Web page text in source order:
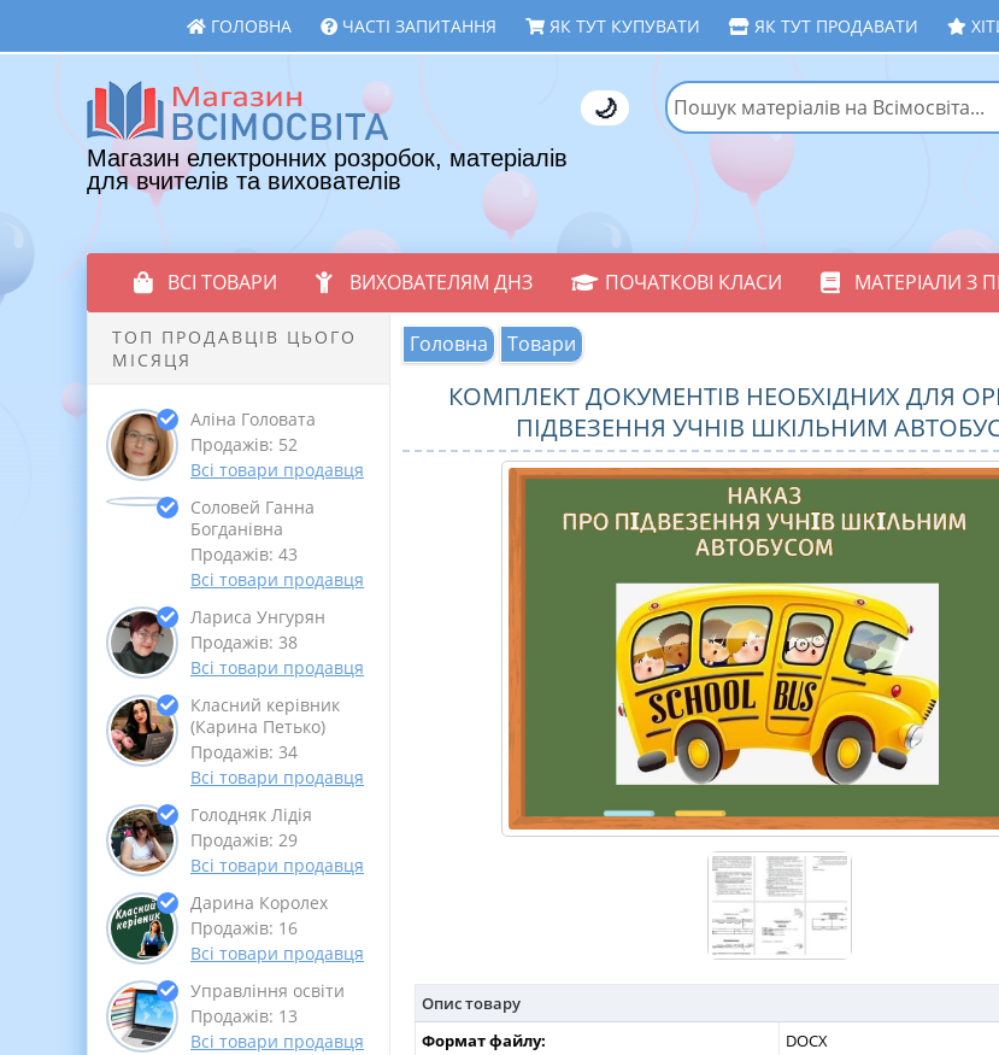
ГОЛОВНА ЧАСТІ ЗАПИТАННЯ ЯК ТУТ КУПУВАТИ ЯК ТУТ ПРОДАВАТИ
Магазин електронних розробок, матеріалів
для вчителів та вихователів
🌙
ВСІ ТОВАРИ ВИХОВАТЕЛЯМ ДНЗ ПОЧАТКОВІ КЛАСИ МАТЕРІАЛИ З
ТОП ПРОДАВЦІВ ЦЬОГО
МІСЯЦЯ
Аліна Головата
Продажів: 52
Всі товари продавця
Соловей Ганна
Богданівна
Продажів: 43
Всі товари продавця
Лариса Унгурян
Продажів: 38
Всі товари продавця
Класний керівник
(Карина Петько)
Продажів: 34
Всі товари продавця
Голодняк Лідія
Продажів: 29
Всі товари продавця
Дарина Королех
Продажів: 16
Всі товари продавця
Управління освіти
Продажів: 13
Всі товари продавця
Головна Товари
КОМПЛЕКТ ДОКУМЕНТІВ НЕОБХІДНИХ ДЛЯ
ПІДВЕЗЕННЯ УЧНІВ ШКІЛЬНИМ
Опис товару
Формат файлу:
DOCX